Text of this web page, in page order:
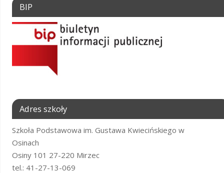
BIP
Adres szkoły
Szkoła Podstawowa im. Gustawa Kwiecińskiego w
Osinach
Osiny 101 27-220 Mirzec
tel.: 41-27-13-069